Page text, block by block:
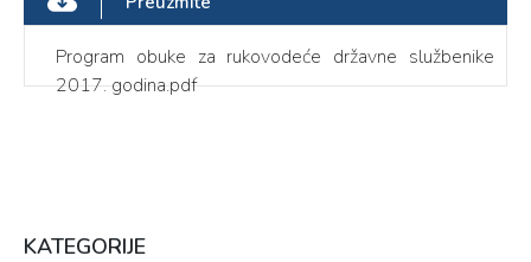
Program obuke za rukovodeće državne službenike
2017. godina.pdf
KATEGORIJE